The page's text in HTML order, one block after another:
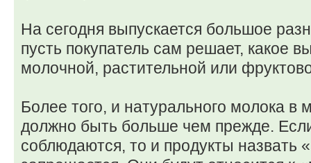
На сегодня выпускается большое
пусть покупатель сам решает, какое
молочной, растительной или
Более того, и натурального молока в
должно быть больше чем прежде.
соблюдаются, то и продукты назвать